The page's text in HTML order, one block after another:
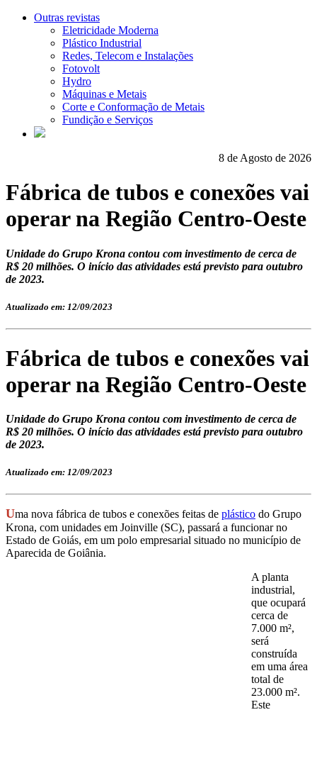
Outras revistas
Eletricidade Moderna
Plástico Industrial
Redes, Telecom e Instalações
Fotovolt
Hydro
Máquinas e Metais
Corte e Conformação de Metais
Fundição e Serviços
8 de Agosto de 2026
Fábrica de tubos e conexões vai
operar na Região Centro-Oeste
Unidade do Grupo Krona contou com investimento de cerca de
R$ 20 milhões. O início das atividades está previsto para outubro
de 2023.
Atualizado em: 12/09/2023
Fábrica de tubos e conexões vai
operar na Região Centro-Oeste
Unidade do Grupo Krona contou com investimento de cerca de
R$ 20 milhões. O início das atividades está previsto para outubro
de 2023.
Atualizado em: 12/09/2023
Uma nova fábrica de tubos e conexões feitas de plástico do Grupo
Krona, com unidades em Joinville (SC), passará a funcionar no
Estado de Goiás, em um polo empresarial situado no município de
Aparecida de Goiânia.
A planta
industrial,
que ocupará
cerca de
7.000 m²,
será
construída
em uma área
total de
23.000 m².
Este